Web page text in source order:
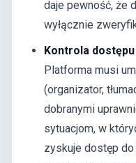
daje pewność, że
wyłącznie
Kontrola
Platforma musi
(organizator,
dobranymi
sytuacjom, w
zyskuje dostęp do